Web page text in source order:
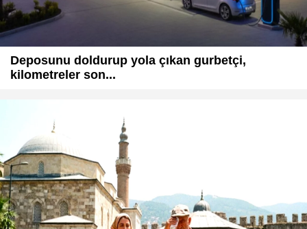
Deposunu doldurup yola çıkan gurbetçi,
kilometreler son...